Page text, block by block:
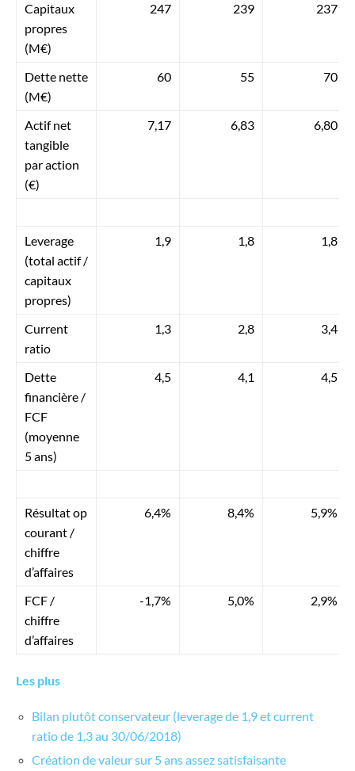
Capitaux
propres
(M€)
247 239 237
Dette nette
(M€)
60 55 70
Actif net
tangible
par action
(€)
7,17 6,83 6,80
Leverage
(total actif /
capitaux
propres)
1,9 1,8 1,8
Current
ratio
1,3 2,8 3,4
Dette
financière /
FCF
(moyenne
5 ans)
4,5 4,1 4,5
Résultat op
courant /
chiffre
d’affaires
6,4% 8,4% 5,9%
FCF /
chiffre
d’affaires
-1,7% 5,0% 2,9%
Les plus
Bilan plutôt conservateur (leverage de 1,9 et current
ratio de 1,3 au 30/06/2018)
Création de valeur sur 5 ans assez satisfaisante